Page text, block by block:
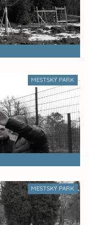
MESTSKÝ PARK
MESTSKÝ PARK